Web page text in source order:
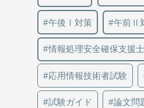
午後Ⅰ対策 午前Ⅱ
情報処理安全確保支援士
応用情報技術者試験
試験ガイド 論文問